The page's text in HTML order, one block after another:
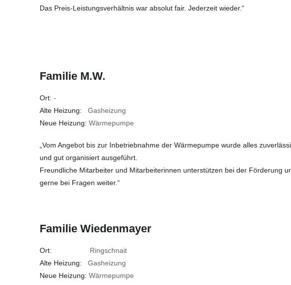
Das Preis-Leistungsverhältnis war absolut fair. Jederzeit wieder.“
Familie M.W.
Ort: -
Alte Heizung: Gasheizung
Neue Heizung: Wärmepumpe
„Vom Angebot bis zur Inbetriebnahme der Wärmepumpe wurde alles
und gut organisiert ausgeführt.
Freundliche Mitarbeiter und Mitarbeiterinnen unterstützen bei der Förderung
gerne bei Fragen weiter.“
Familie Wiedenmayer
Ort: Ringschnait
Alte Heizung: Gasheizung
Neue Heizung: Wärmepumpe